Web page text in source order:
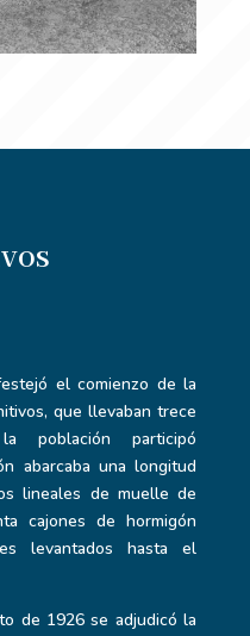
el comienzo de la
que llevaban trece
población participó
abarcaba una longitud
lineales de muelle de
cajones de hormigón
levantados hasta el
de 1926 se adjudicó la